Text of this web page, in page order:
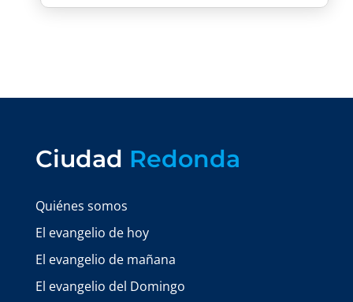
Ciudad Redonda
Quiénes somos
El evangelio de hoy
El evangelio de mañana
El evangelio del Domingo